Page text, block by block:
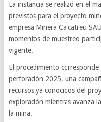
La instancia se realizó en el
previstos para el proyecto
empresa Minera Calcatreu
momentos de muestreo
vigente.
El procedimiento
perforación 2025, una
recursos ya conocidos del
exploración mientras avanza
la mina.